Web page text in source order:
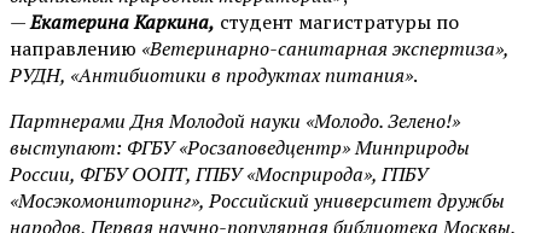
—Екатерина Каркина, студент магистратуры по
направлению «Ветеринарно-санитарная экспертиза»,
РУДН, «Антибиотики в продуктах питания».
Партнерами Дня Молодой науки «Молодо. Зелено!»
выступают: ФГБУ «Росзаповедцентр» Минприроды
России, ФГБУ ООПТ, ГПБУ «Мосприрода», ГПБУ
«Мосэкомониторинг», Российский университет дружбы
народов, Первая научно-популярная библиотека Москвы.